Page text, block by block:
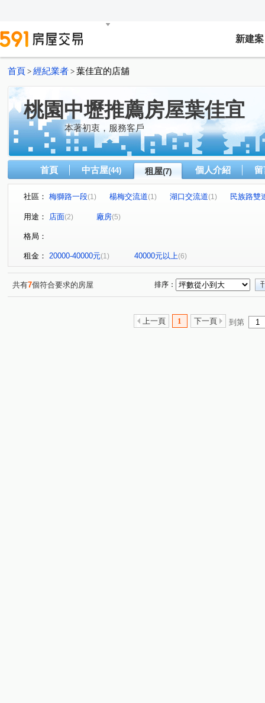
新建案
首頁 > 經紀業者 > 葉佳宜的店舖
桃園中壢推薦房屋葉佳宜
本著初衷，服務客戶
首頁 中古屋(44) 租屋(7) 個人介紹
社區： 梅獅路一段(1) 楊梅交流道(1) 湖口交流道(1)
民族路雙
中華路二段
用途： 店面(2) 廠房(5)
格局：
租金： 20000-40000元(1) 40000元以上(6)
共有7個符合要求的房屋 排序：
上一頁 1 下一頁 到第